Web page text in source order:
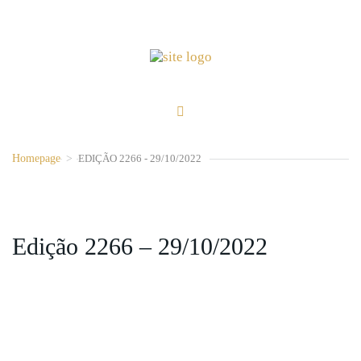
Homepage > EDIÇÃO 2266 - 29/10/2022
Edição 2266 – 29/10/2022